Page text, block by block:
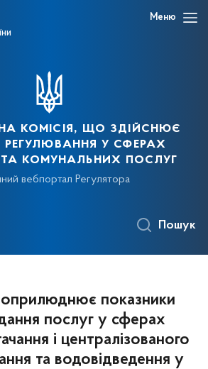
Меню
комісія, що здійснює
регулювання у сферах
та комунальних послуг
вебпортал Регулятора
Пошук
оприлюднює показники
послуг у сферах
і централізованого
та водовідведення у